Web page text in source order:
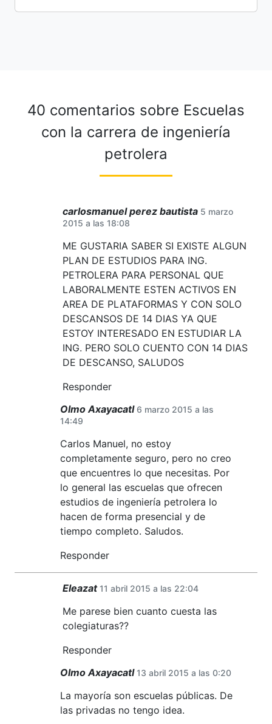
40 comentarios sobre Escuelas
con la carrera de ingeniería
petrolera
carlosmanuel perez bautista 5 marzo
2015 a las 18:08
ME GUSTARIA SABER SI EXISTE ALGUN
PLAN DE ESTUDIOS PARA ING.
PETROLERA PARA PERSONAL QUE
LABORALMENTE ESTEN ACTIVOS EN
AREA DE PLATAFORMAS Y CON SOLO
DESCANSOS DE 14 DIAS YA QUE
ESTOY INTERESADO EN ESTUDIAR LA
ING. PERO SOLO CUENTO CON 14 DIAS
DE DESCANSO, SALUDOS
Responder
Olmo Axayacatl 6 marzo 2015 a las
14:49
Carlos Manuel, no estoy
completamente seguro, pero no creo
que encuentres lo que necesitas. Por
lo general las escuelas que ofrecen
estudios de ingeniería petrolera lo
hacen de forma presencial y de
tiempo completo. Saludos.
Responder
Eleazat 11 abril 2015 a las 22:04
Me parese bien cuanto cuesta las
colegiaturas??
Responder
Olmo Axayacatl 13 abril 2015 a las 0:20
La mayoría son escuelas públicas. De
las privadas no tengo idea.